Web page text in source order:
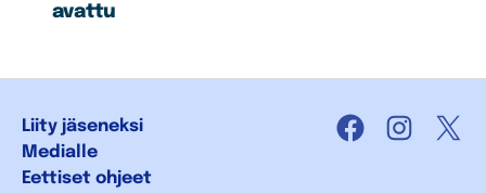
avattu
Liity jäseneksi
Medialle
Eettiset ohjeet
Facebook X